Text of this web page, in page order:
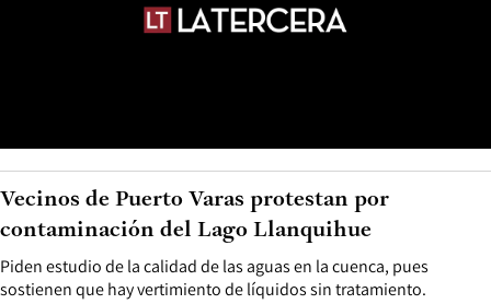
Piden estudio de la calidad de las aguas en la cuenca, pues
sostienen que hay vertimiento de líquidos sin tratamiento.
Vecinos de Puerto Varas protestan por
contaminación del Lago Llanquihue